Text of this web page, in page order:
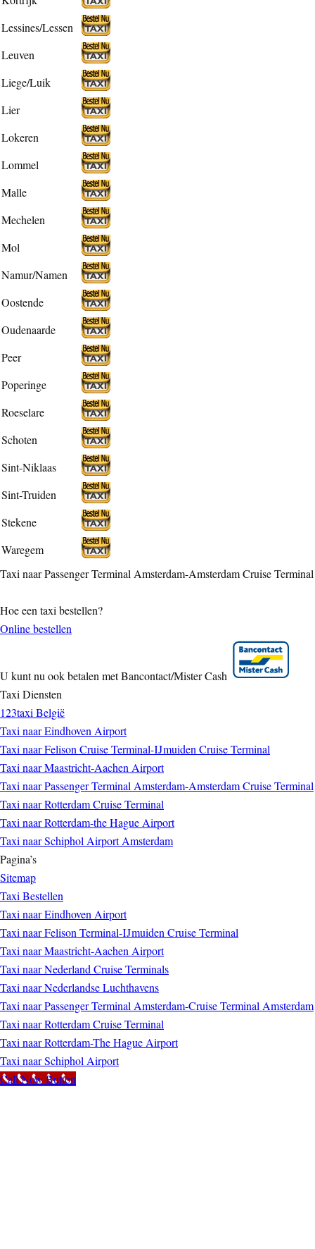
Lessines/Lessen
Leuven
Liege/Luik
Lier
Lokeren
Lommel
Malle
Mechelen
Mol
Namur/Namen
Oostende
Oudenaarde
Peer
Poperinge
Roeselare
Schoten
Sint-Niklaas
Sint-Truiden
Stekene
Waregem
Taxi naar Passenger Terminal Amsterdam-Amsterdam Cruise Terminal
Hoe een taxi bestellen?
Online bestellen
U kunt nu ook betalen met Bancontact/Mister Cash
Taxi Diensten
123taxi België
Taxi naar Eindhoven Airport
Taxi naar Felison Cruise Terminal-IJmuiden Cruise Terminal
Taxi naar Maastricht-Aachen Airport
Taxi naar Passenger Terminal Amsterdam-Amsterdam Cruise Terminal
Taxi naar Rotterdam Cruise Terminal
Taxi naar Rotterdam-the Hague Airport
Taxi naar Schiphol Airport Amsterdam
Pagina’s
Sitemap
Taxi Bestellen
Taxi naar Eindhoven Airport
Taxi naar Felison Terminal-IJmuiden Cruise Terminal
Taxi naar Maastricht-Aachen Airport
Taxi naar Nederland Cruise Terminals
Taxi naar Nederlandse Luchthavens
Taxi naar Passenger Terminal Amsterdam-Cruise Terminal Amsterdam
Taxi naar Rotterdam Cruise Terminal
Taxi naar Rotterdam-The Hague Airport
Taxi naar Schiphol Airport
Call Now Button